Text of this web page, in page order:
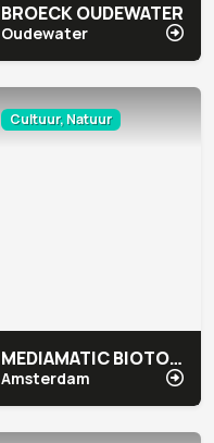
BROECK OUDEWATER
Oudewater
Cultuur, Natuur
MEDIAMATIC BIOTOOP
Amsterdam